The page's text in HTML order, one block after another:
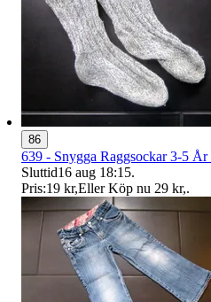
86
639 - Snygga Raggsockar 3-5
Sluttid16 aug 18:15.
Pris:19 kr,Eller Köp nu 29 kr,.